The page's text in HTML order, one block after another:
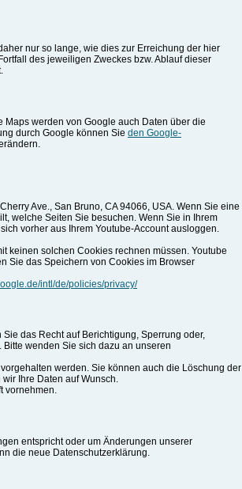
nur so lange, wie dies zur Erreichung der hier
des jeweiligen Zweckes bzw. Ablauf dieser
werden von Google auch Daten über die
durch Google können Sie den Google-
Ave., San Bruno, CA 94066, USA. Wenn Sie eine
welche Seiten Sie besuchen. Wenn Sie in Ihrem
vorher aus Ihrem Youtube-Account ausloggen.
keinen solchen Cookies rechnen müssen. Youtube
Sie das Speichern von Cookies im Browser
intl/de/policies/privacy/
das Recht auf Berichtigung, Sperrung oder,
wenden Sie sich dazu an unseren
werden. Sie können auch die Löschung der
Ihre Daten auf Wunsch.
vornehmen.
entspricht oder um Änderungen unserer
die neue Datenschutzerklärung.